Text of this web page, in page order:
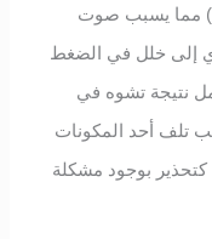
) مما يسبب صوت
إلى خلل في الضغط
نتيجة تشوه في
تلف أحد المكونات
كتحذير بوجود مشكلة